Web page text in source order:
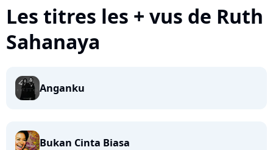
Les titres les + vus de Ruth
Sahanaya
Anganku
Bukan Cinta Biasa